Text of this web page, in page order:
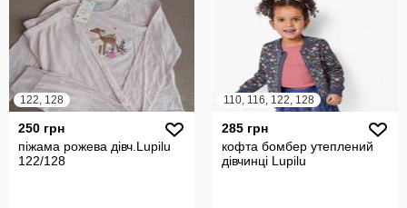
122, 128
250 грн
піжама рожева дівч.Lupilu
122/128
110, 116, 122, 128
285 грн
кофта бомбер утеплений
дівчинці Lupilu